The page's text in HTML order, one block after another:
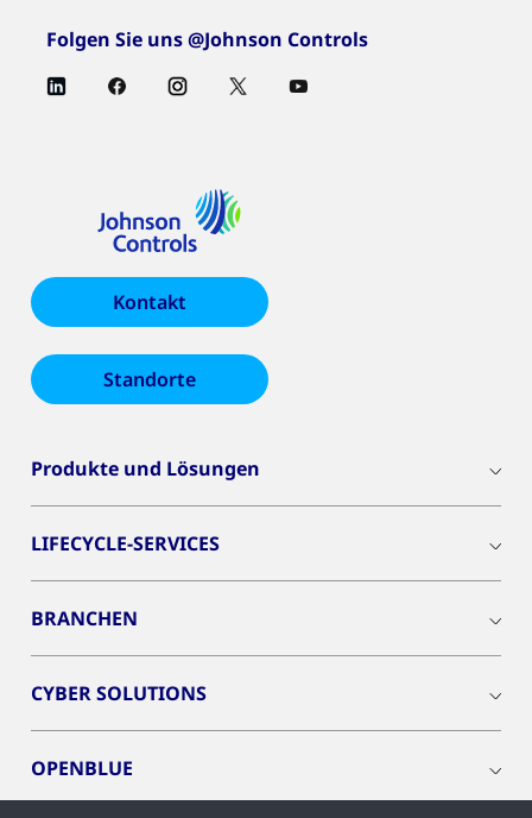
Folgen Sie uns @Johnson Controls
Kontakt
Standorte
Produkte und Lösungen
LIFECYCLE-SERVICES
BRANCHEN
CYBER SOLUTIONS
OPENBLUE